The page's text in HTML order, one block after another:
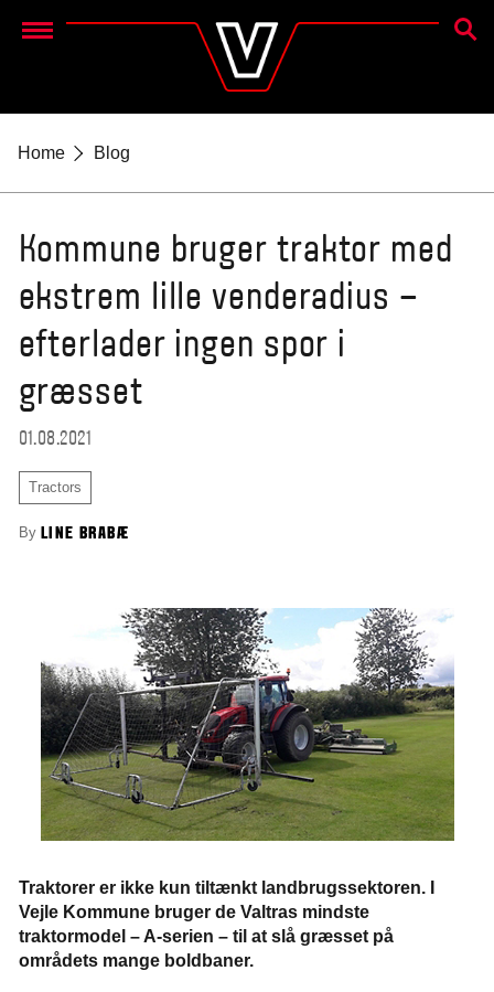
Menu
SØG
Home Blog
Kommune bruger traktor med
ekstrem lille venderadius –
efterlader ingen spor i
græsset
01.08.2021
Tractors
By LINE BRABÆ
Traktorer er ikke kun tiltænkt landbrugssektoren. I
Vejle Kommune bruger de Valtras mindste
traktormodel – A-serien – til at slå græsset på
områdets mange boldbaner.